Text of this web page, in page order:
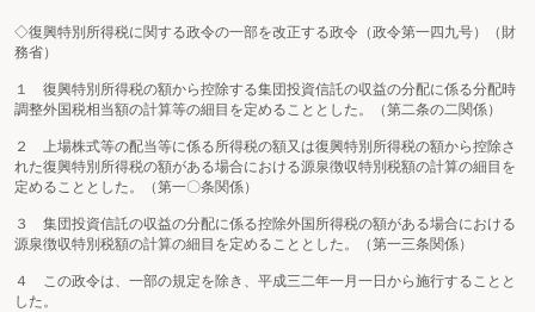
◇復興特別所得税に関する政令の一部を改正する政令（政令第一四九号）（財
務省）
１ 復興特別所得税の額から控除する集団投資信託の収益の分配に係る分配時
調整外国税相当額の計算等の細目を定めることとした。（第二条の二関係）
２ 上場株式等の配当等に係る所得税の額又は復興特別所得税の額から控除さ
れた復興特別所得税の額がある場合における源泉徴収特別税額の計算の細目を
定めることとした。（第一〇条関係）
３ 集団投資信託の収益の分配に係る控除外国所得税の額がある場合における
源泉徴収特別税額の計算の細目を定めることとした。（第一三条関係）
４ この政令は、一部の規定を除き、平成三二年一月一日から施行することと
した。